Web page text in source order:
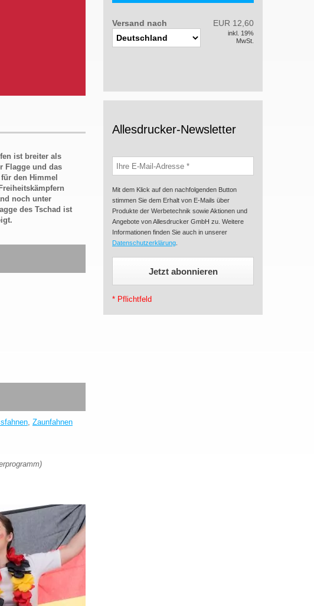
ist breiter als
Flagge und das
den Himmel
noch unter
des Tschad ist
, Zaunfahnen
Versand nach EUR 12,60
inkl. 19%
MwSt.
Allesdrucker-Newsletter
Mit dem Klick auf den nachfolgenden Button
stimmen Sie dem Erhalt von E-Mails über
Produkte der Werbetechnik sowie Aktionen und
Angebote von Allesdrucker GmbH zu. Weitere
Informationen finden Sie auch in unserer
Datenschutzerklärung
* Pflichtfeld